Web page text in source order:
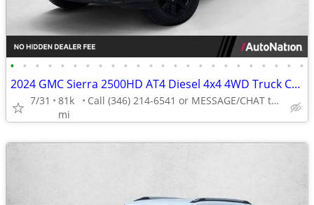
• • • • • • • • • • • • • • • • • • • • • • • •
2024 GMC Sierra 2500HD AT4 Diesel 4x4 4WD Truck Crew cab AUTONATION
7/31
81k
mi
Call (346) 214-6541 or MESSAGE/CHAT to confirm availability